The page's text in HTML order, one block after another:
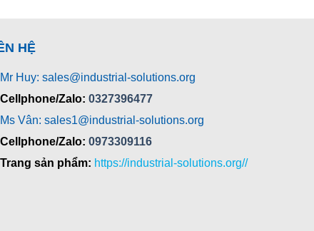
HỆ
Mr Huy: sales@industrial-solutions.org
Cellphone/Zalo: 0327396477
Ms Vân: sales1@industrial-solutions.org
Cellphone/Zalo: 0973309116
Trang sản phẩm: https://industrial-solutions.org//